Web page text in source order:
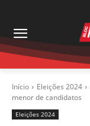
Início Eleições 2024
menor de candidatos
Eleições 2024